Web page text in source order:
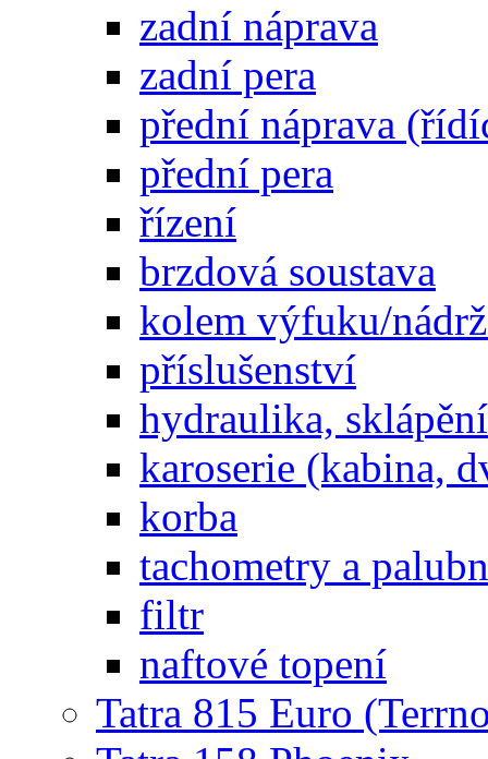
zadní náprava
zadní pera
přední náprava
přední pera
řízení
brzdová soustava
kolem výfuku/
příslušenství
hydraulika, sklápění
karoserie (kabina,
korba
tachometry a
filtr
naftové topení
Tatra 815 Euro